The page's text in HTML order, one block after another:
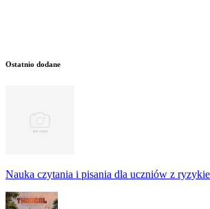
Ostatnio dodane
Nauka czytania i pisania dla uczniów z